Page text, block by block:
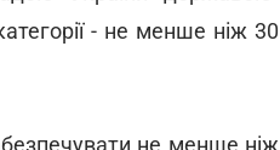
- не менше ніж 30
не менше ніж